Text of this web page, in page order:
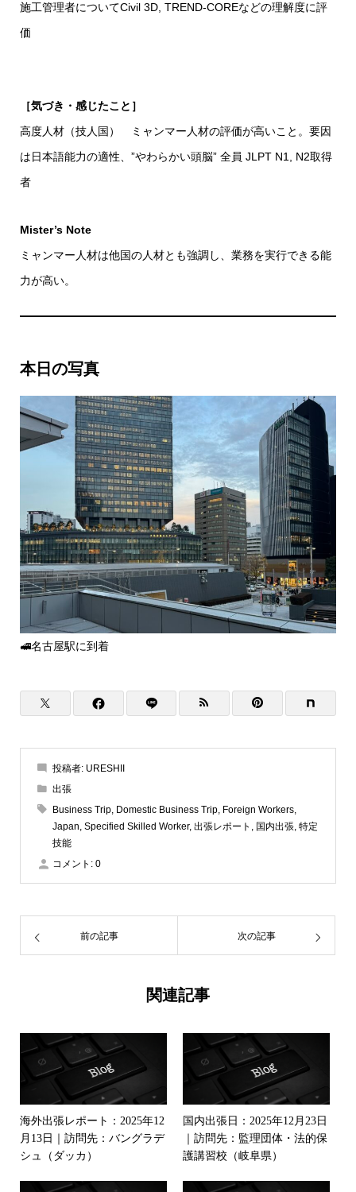
施工管理者についてCivil 3D, TREND-COREなどの理解度に評
価
［気づき・感じたこと］
高度人材（技人国） ミャンマー人材の評価が高いこと。要因
は日本語能力の適性、”やわらかい頭脳” 全員 JLPT N1, N2取得
者
Mister’s Note
ミャンマー人材は他国の人材とも強調し、業務を実行できる能
力が高い。
本日の写真
🚅名古屋駅に到着
投稿者: URESHII
出張
Business Trip Domestic Business Trip Foreign Workers
Japan Specified Skilled Worker, 出張レポート 国内出張 特定
技能
コメント: 0
前の記事 次の記事
関連記事
海外出張レポート：2025年12
月13日｜訪問先：バングラデ
シュ（ダッカ）
国内出張日：2025年12月23日
｜訪問先：監理団体・法的保
護講習校（岐阜県）